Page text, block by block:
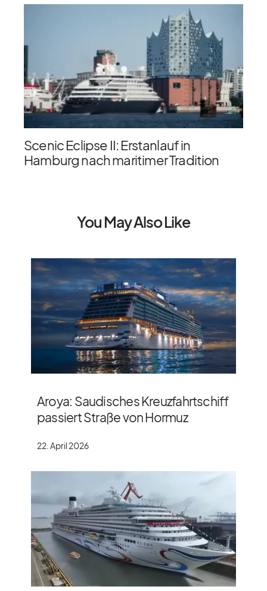
Scenic Eclipse II: Erstanlauf in
Hamburg nach maritimer Tradition
You May Also Like
Aroya: Saudisches Kreuzfahrtschiff
passiert Straße von Hormuz
22. April 2026